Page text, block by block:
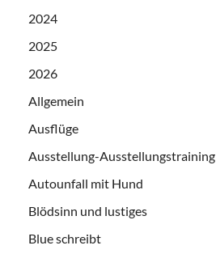
2024
2025
2026
Allgemein
Ausflüge
Ausstellung-Ausstellungstraining
Autounfall mit Hund
Blödsinn und lustiges
Blue schreibt